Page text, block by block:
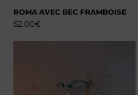
ROMA AVEC BEC FRAMBOISE
52.00€